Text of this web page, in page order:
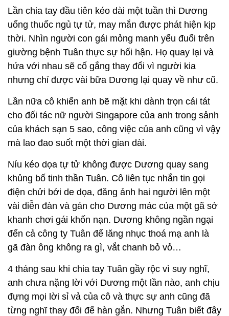
Lần chia tay đầu tiên kéo dài một tuần thì Dương
uống thuốc ngủ tự tử, may mắn được phát hiện kịp
thời. Nhìn người con gái mỏng manh yếu đuối trên
giường bệnh Tuân thực sự hối hận. Họ quay lại và
hứa với nhau sẽ cố gắng thay đổi vì người kia
nhưng chỉ được vài bữa Dương lại quay về như cũ.
Lần nữa cô khiến anh bẽ mặt khi dành trọn cái tát
cho đối tác nữ người Singapore của anh trong sảnh
của khách sạn 5 sao, công việc của anh cũng vì vậy
mà lao đao suốt một thời gian dài.
Níu kéo dọa tự tử không được Dương quay sang
khủng bố tinh thần Tuân. Cô liên tục nhắn tin gọi
điện chửi bới de dọa, đăng ảnh hai người lên một
vài diễn đàn và gán cho Dương mác của một gã sở
khanh chơi gái khốn nạn. Dương không ngần ngại
đến cả công ty Tuân để lăng nhục thoá mạ anh là
gã đàn ông không ra gì, vắt chanh bỏ vỏ…
4 tháng sau khi chia tay Tuân gầy rộc vì suy nghĩ,
anh chưa nặng lời với Dương một lần nào, anh chịu
đựng mọi lời sỉ vả của cô và thực sự anh cũng đã
từng nghĩ thay đổi để hàn gắn. Nhưng Tuân biết đây